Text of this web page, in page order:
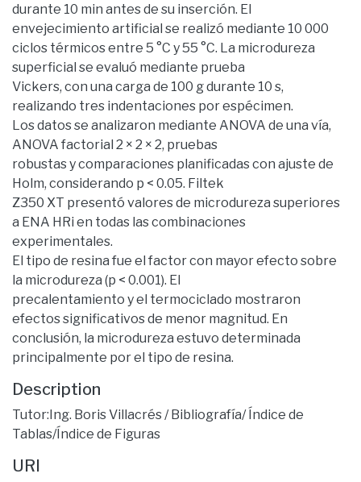
durante 10 min antes de su inserción. El
envejecimiento artificial se realizó mediante 10 000
ciclos térmicos entre 5 °C y 55 °C. La microdureza
superficial se evaluó mediante prueba
Vickers, con una carga de 100 g durante 10 s,
realizando tres indentaciones por espécimen.
Los datos se analizaron mediante ANOVA de una vía,
ANOVA factorial 2 × 2 × 2, pruebas
robustas y comparaciones planificadas con ajuste de
Holm, considerando p < 0.05. Filtek
Z350 XT presentó valores de microdureza superiores
a ENA HRi en todas las combinaciones
experimentales.
El tipo de resina fue el factor con mayor efecto sobre
la microdureza (p < 0.001). El
precalentamiento y el termociclado mostraron
efectos significativos de menor magnitud. En
conclusión, la microdureza estuvo determinada
principalmente por el tipo de resina.
Description
Tutor:Ing. Boris Villacrés / Bibliografía/ Índice de
Tablas/Índice de Figuras
URI